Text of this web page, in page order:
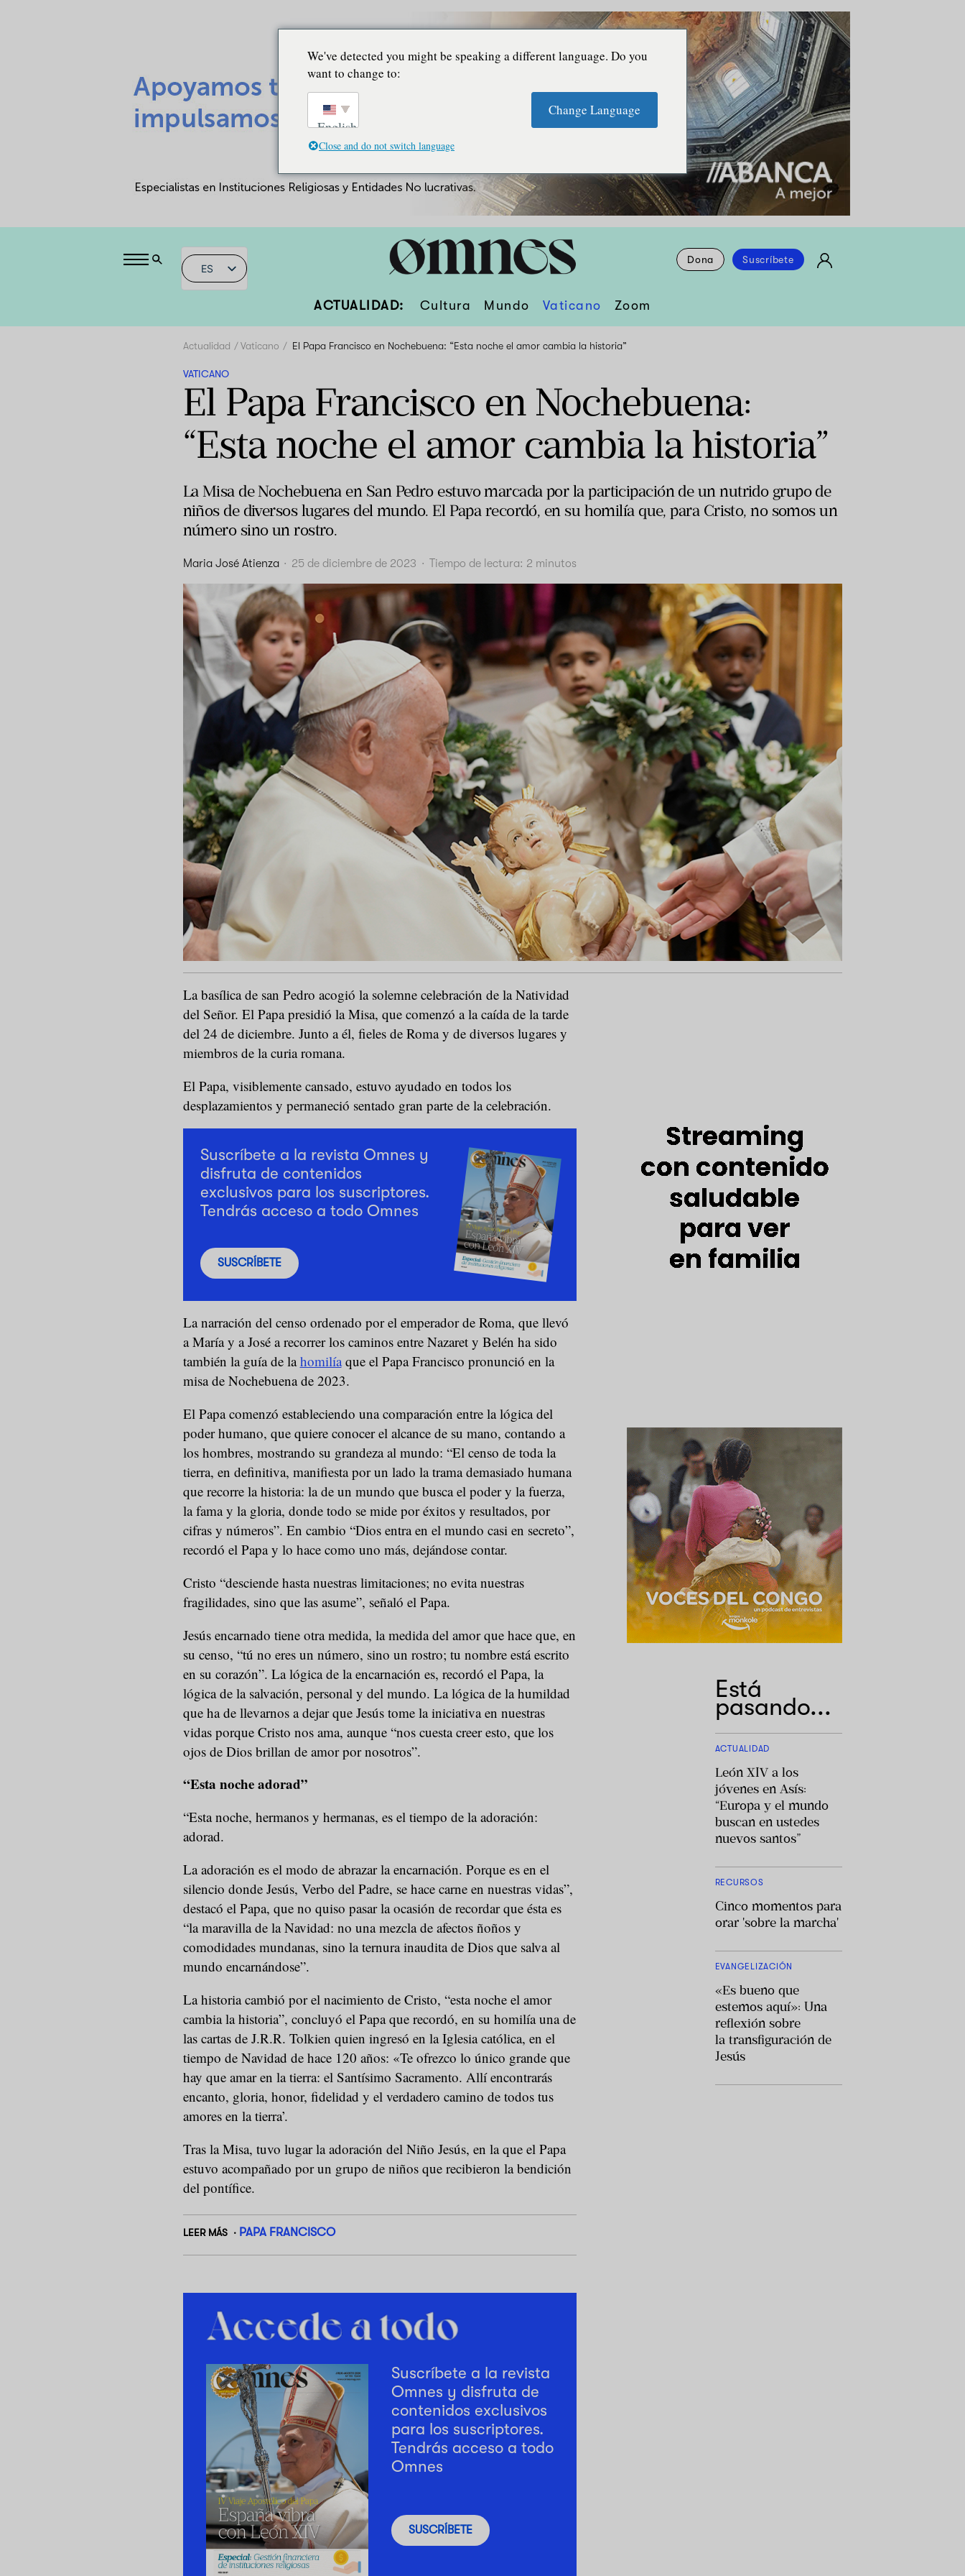
ES
Dona Suscríbete
ACTUALIDAD: Cultura Mundo Vaticano Zoom
Actualidad Vaticano El Papa Francisco en Nochebuena: “Esta noche el amor cambia la historia”
VATICANO
El Papa Francisco en Nochebuena:
“Esta noche el amor cambia la historia”
La Misa de Nochebuena en San Pedro estuvo marcada por la participación de un nutrido grupo de
niños de diversos lugares del mundo. El Papa recordó, en su homilía que, para Cristo, no somos un
número sino un rostro.
Maria José Atienza · 25 de diciembre de 2023 · Tiempo de lectura: 2 minutos
La basílica de san Pedro acogió la solemne celebración de la Natividad
del Señor. El Papa presidió la Misa, que comenzó a la caída de la tarde
del 24 de diciembre. Junto a él, fieles de Roma y de diversos lugares y
miembros de la curia romana.
El Papa, visiblemente cansado, estuvo ayudado en todos los
desplazamientos y permaneció sentado gran parte de la celebración.
Suscríbete a la revista Omnes y
disfruta de contenidos
exclusivos para los suscriptores.
Tendrás acceso a todo Omnes
SUSCRÍBETE
La narración del censo ordenado por el emperador de Roma, que llevó
a María y a José a recorrer los caminos entre Nazaret y Belén ha sido
también la guía de lahomilíaque el Papa Francisco pronunció en la
misa de Nochebuena de 2023.
El Papa comenzó estableciendo una comparación entre la lógica del
poder humano, que quiere conocer el alcance de su mano, contando a
los hombres, mostrando su grandeza al mundo: “El censo de toda la
tierra, en definitiva, manifiesta por un lado la trama demasiado humana
que recorre la historia: la de un mundo que busca el poder y la fuerza,
la fama y la gloria, donde todo se mide por éxitos y resultados, por
cifras y números”. En cambio “Dios entra en el mundo casi en secreto”,
recordó el Papa y lo hace como uno más, dejándose contar.
Cristo “desciende hasta nuestras limitaciones; no evita nuestras
fragilidades, sino que las asume”, señaló el Papa.
Jesús encarnado tiene otra medida, la medida del amor que hace que, en
su censo, “tú no eres un número, sino un rostro; tu nombre está escrito
en su corazón”. La lógica de la encarnación es, recordó el Papa, la
lógica de la salvación, personal y del mundo. La lógica de la humildad
que ha de llevarnos a dejar que Jesús tome la iniciativa en nuestras
vidas porque Cristo nos ama, aunque “nos cuesta creer esto, que los
ojos de Dios brillan de amor por nosotros”.
“Esta noche adorad”
“Esta noche, hermanos y hermanas, es el tiempo de la adoración:
adorad.
La adoración es el modo de abrazar la encarnación. Porque es en el
silencio donde Jesús, Verbo del Padre, se hace carne en nuestras vidas”,
destacó el Papa, que no quiso pasar la ocasión de recordar que ésta es
“la maravilla de la Navidad: no una mezcla de afectos ñoños y
comodidades mundanas, sino la ternura inaudita de Dios que salva al
mundo encarnándose”.
La historia cambió por el nacimiento de Cristo, “esta noche el amor
cambia la historia”, concluyó el Papa que recordó, en su homilía una de
las cartas de J.R.R. Tolkien quien ingresó en la Iglesia católica, en el
tiempo de Navidad de hace 120 años: «Te ofrezco lo único grande que
hay que amar en la tierra: el Santísimo Sacramento. Allí encontrarás
encanto, gloria, honor, fidelidad y el verdadero camino de todos tus
amores en la tierra’.
Tras la Misa, tuvo lugar la adoración del Niño Jesús, en la que el Papa
estuvo acompañado por un grupo de niños que recibieron la bendición
del pontífice.
LEER MÁS PAPA FRANCISCO
Está
pasando...
ACTUALIDAD
León XIV a los
jóvenes en Asís:
“Europa y el mundo
buscan en ustedes
nuevos santos”
RECURSOS
Cinco momentos para
orar 'sobre la marcha'
EVANGELIZACIÓN
«Es bueno que
estemos aquí»: Una
reflexión sobre
la transfiguración de
Jesús
Suscríbete a la revista
Omnes y disfruta de
contenidos exclusivos
para los suscriptores.
Tendrás acceso a todo
Omnes
SUSCRÍBETE
We've detected you might be speaking a different language. Do you
want to change to:
English
Change Language
Close and do not switch language